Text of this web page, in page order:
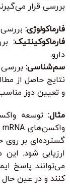
بررسی قرار
فارماکولوژی: بررسی
فارماکوکینتیک:
دارو.
سم‌شناسی:
نتایج حاصل از
و تعیین دوز
مثال:
گسترده‌ای بر روی
کنند و در عین